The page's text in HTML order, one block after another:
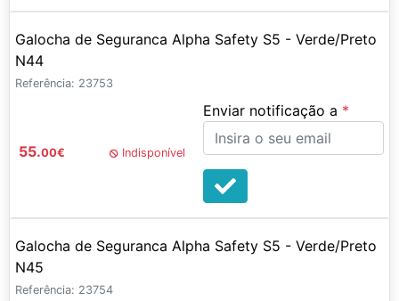
Galocha de Seguranca Alpha Safety S5 - Verde/Preto
N44
Referência: 23753
55.00€ Indisponível
Enviar notificação a
Galocha de Seguranca Alpha Safety S5 - Verde/Preto
N45
Referência: 23754